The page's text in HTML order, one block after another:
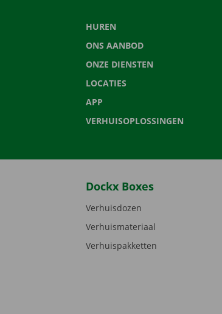
HUREN
ONS AANBOD
ONZE DIENSTEN
LOCATIES
APP
VERHUISOPLOSSINGEN
Dockx Boxes
Verhuisdozen
Verhuismateriaal
Verhuispakketten